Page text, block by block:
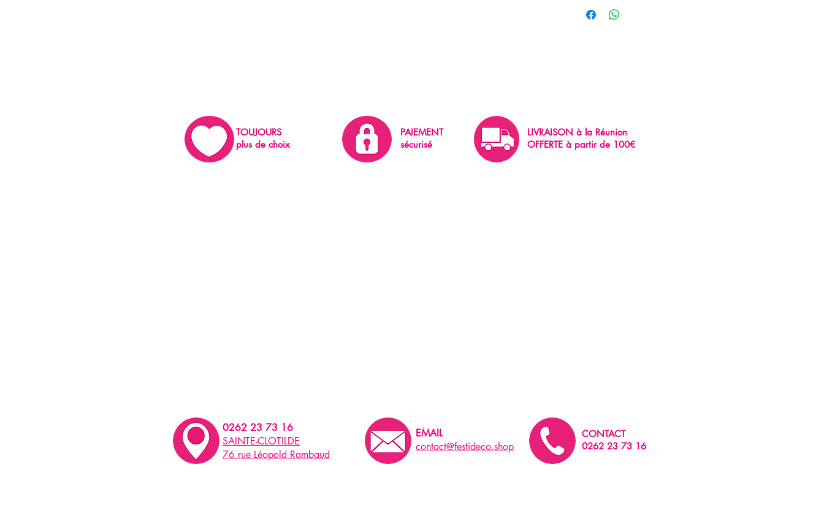
TOUJOURS
plus de choix
PAIEMENT
sécurisé
LIVRAISON à la Réunion
OFFERTE à partir de 100€
0262 23 73 16
SAINTE-CLOTILDE
76 rue Léopold Rambaud
EMAIL
contact@festideco.shop
CONTACT
0262 23 73 16